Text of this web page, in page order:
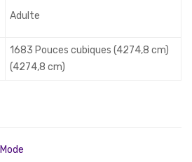
Adulte
1683 Pouces cubiques (4274,8 cm)
(4274,8 cm)